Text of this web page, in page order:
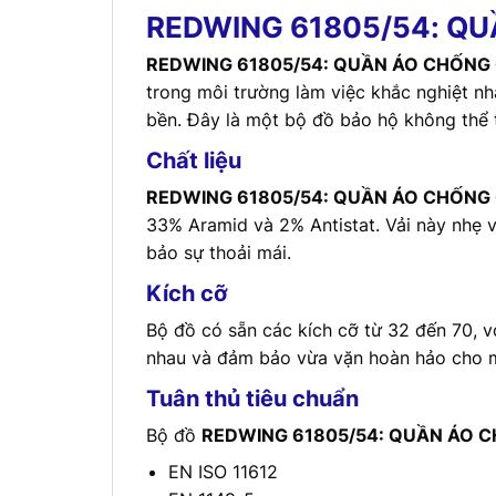
REDWING 61805/54:
REDWING 61805/54: QUẦN ÁO CHỐNG
trong môi trường làm việc khắc nghiệt
bền. Đây là một bộ đồ bảo hộ không thể
Chất liệu
REDWING 61805/54: QUẦN ÁO CHỐNG
33% Aramid và 2% Antistat. Vải này
bảo sự thoải mái.
Kích cỡ
Bộ đồ có sẵn các kích cỡ từ 32 đến 70,
nhau và đảm bảo vừa vặn hoàn hảo cho
Tuân thủ tiêu chuẩn
Bộ đồ REDWING 61805/54: QUẦN ÁO
EN ISO 11612